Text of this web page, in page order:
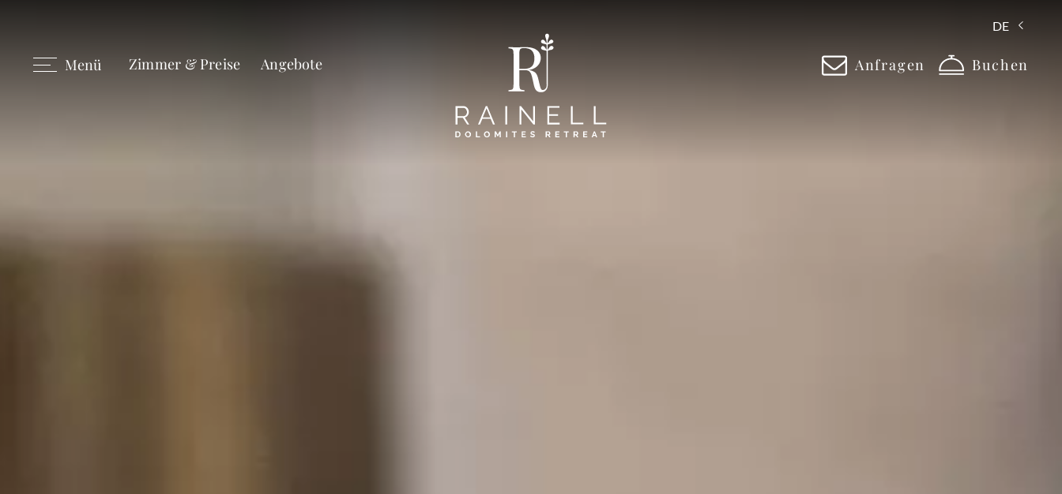
DE
Menü Zimmer & Preise Angebote Anfragen Buchen